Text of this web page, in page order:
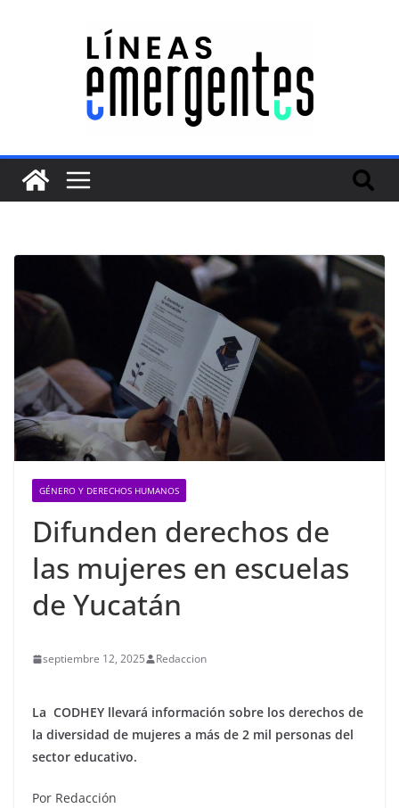
GÉNERO Y DERECHOS HUMANOS
Difunden derechos de
las mujeres en escuelas
de Yucatán
septiembre 12, 2025 Redaccion
La CODHEY llevará información sobre los derechos de
la diversidad de mujeres a más de 2 mil personas del
sector educativo.
Por Redacción